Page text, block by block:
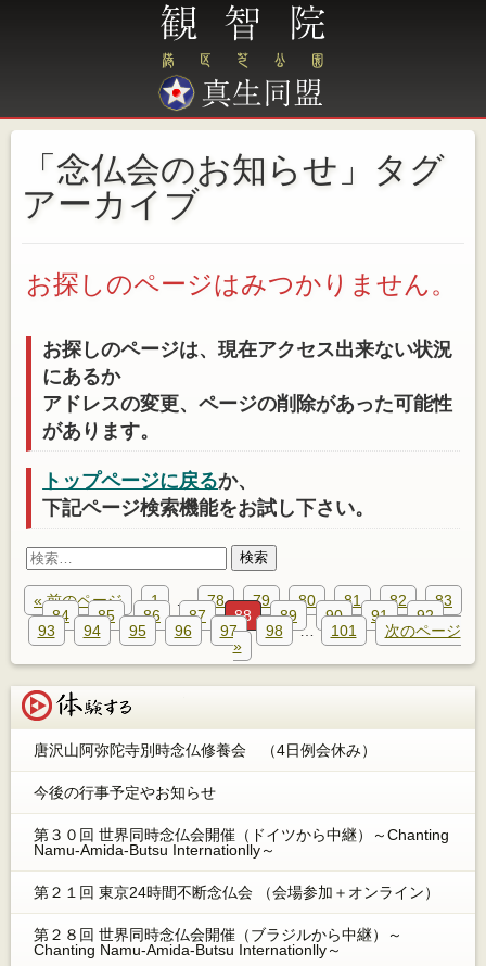
「念仏会のお知らせ」タグ
アーカイブ
お探しのページはみつかりません。
お探しのページは、現在アクセス出来ない状況
にあるか
アドレスの変更、ページの削除があった可能性
があります。
トップページに戻るか、
下記ページ検索機能をお試し下さい。
検
« 前のページ
1 … 78 79 80 81 82
83
84
85 86 87 88 89 90 91
92
93
94 95 96 97 98 … 101
次のページ
»
唐沢山阿弥陀寺別時念仏修養会 （4日例会休み）
今後の行事予定やお知らせ
第３０回 世界同時念仏会開催（ドイツから中継）～Chanting
Namu-Amida-Butsu Internationlly～
第２１回 東京24時間不断念仏会 （会場参加＋オンライン）
第２８回 世界同時念仏会開催（ブラジルから中継）～
Chanting Namu-Amida-Butsu Internationlly～